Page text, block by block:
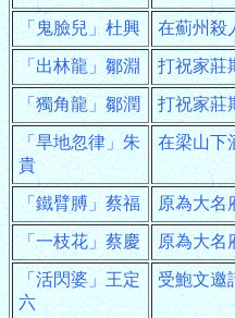
「鬼臉兒」杜興 在薊州殺
「出林龍」鄒淵 打祝家莊
「獨角龍」鄒潤 打祝家莊
「旱地忽律」朱
貴
在梁山下
「鐵臂膊」蔡福 原為大名
「一枝花」蔡慶 原為大名
「活閃婆」王定
六
受鮑文邀